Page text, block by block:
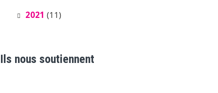
2021 (11)
Ils nous soutiennent